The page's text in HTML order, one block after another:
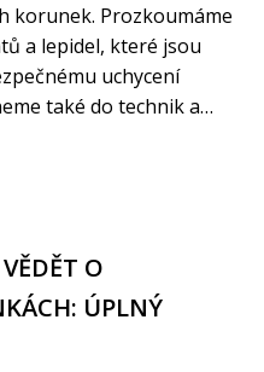
korunek. Prozkoumáme
a lepidel, které jsou
uchycení
také do technik a
k zajištění, že
místě. Informace v
oprav.
O
ÚPLNÝ